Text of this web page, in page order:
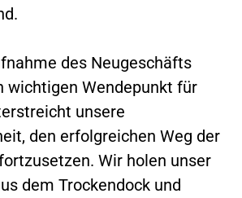
des Neugeschäfts
wichtigen Wendepunkt für
unsere
den erfolgreichen Weg der
Wir holen unser
dem Trockendock und